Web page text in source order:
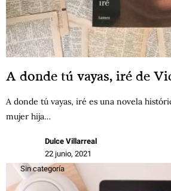
A donde tú vayas, iré de
A donde tú vayas, iré es una novela
mujer hija…
Dulce Villarreal
22 junio, 2021
Sin categoría